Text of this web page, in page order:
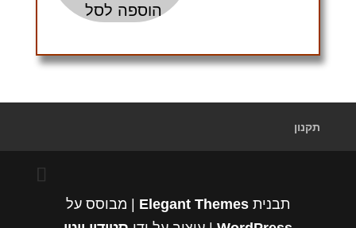
הוספה לסל
תקנון
תבנית Elegant Themes | מבוסס על